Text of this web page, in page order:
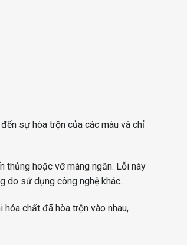
sự hòa trộn của các màu và chỉ
thủng hoặc vỡ màng ngăn. Lỗi này
do sử dụng công nghệ khác.
chất đã hòa trộn vào nhau,